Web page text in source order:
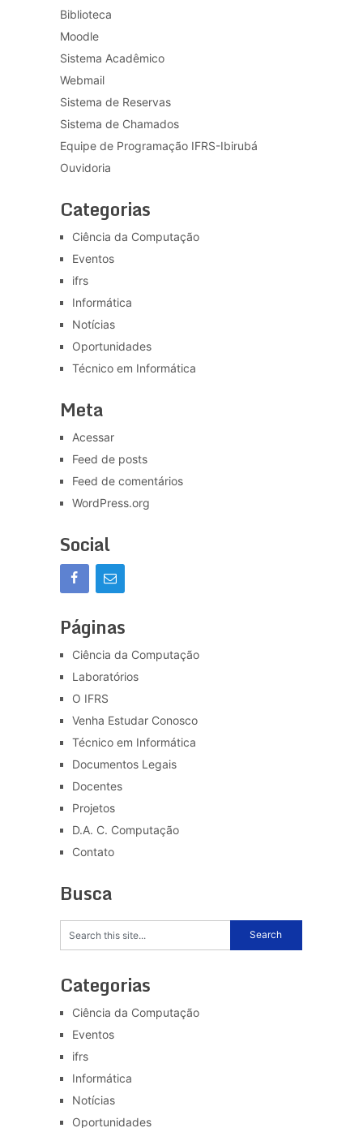
Biblioteca
Moodle
Sistema Acadêmico
Webmail
Sistema de Reservas
Sistema de Chamados
Equipe de Programação IFRS-Ibirubá
Ouvidoria
Categorias
Ciência da Computação
Eventos
ifrs
Informática
Notícias
Oportunidades
Técnico em Informática
Meta
Acessar
Feed de posts
Feed de comentários
WordPress.org
Social
Páginas
Ciência da Computação
Laboratórios
O IFRS
Venha Estudar Conosco
Técnico em Informática
Documentos Legais
Docentes
Projetos
D.A. C. Computação
Contato
Busca
Categorias
Ciência da Computação
Eventos
ifrs
Informática
Notícias
Oportunidades